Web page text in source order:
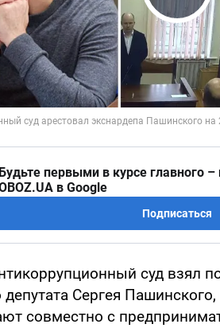
Play
Будьте первыми в курсе главного
в Google
Подписаться
суд взял
депутата Сергея
совместно с